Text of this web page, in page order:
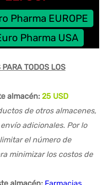
Pharma EUROPE
Pharma USA
TODOS LOS
almacén: 25 USD
de otros almacenes,
adicionales. Por lo
el número de
minimizar los costos de